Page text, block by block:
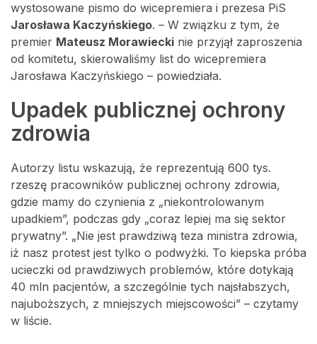
wystosowane pismo do wicepremiera i prezesa PiS
Jarosława Kaczyńskiego. – W związku z tym, że
premier Mateusz Morawiecki nie przyjął zaproszenia
od komitetu, skierowaliśmy list do wicepremiera
Jarosława Kaczyńskiego – powiedziała.
Upadek publicznej ochrony
zdrowia
Autorzy listu wskazują, że reprezentują 600 tys.
rzeszę pracowników publicznej ochrony zdrowia,
gdzie mamy do czynienia z „niekontrolowanym
upadkiem”, podczas gdy „coraz lepiej ma się sektor
prywatny”. „Nie jest prawdziwą teza ministra zdrowia,
iż nasz protest jest tylko o podwyżki. To kiepska próba
ucieczki od prawdziwych problemów, które dotykają
40 mln pacjentów, a szczególnie tych najsłabszych,
najuboższych, z mniejszych miejscowości” – czytamy
w liście.